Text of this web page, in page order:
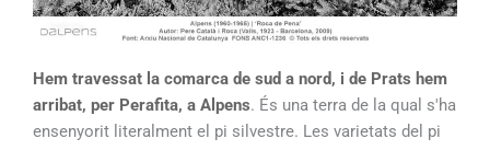
Hem travessat la comarca de sud a nord, i de Prats hem
arribat, per Perafita, a Alpens. És una terra de la qual s'ha
ensenyorit literalment el pi silvestre. Les varietats del pi